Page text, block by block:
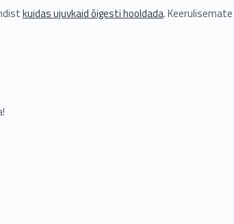
kuidas ujuvkaid õigesti hooldada.